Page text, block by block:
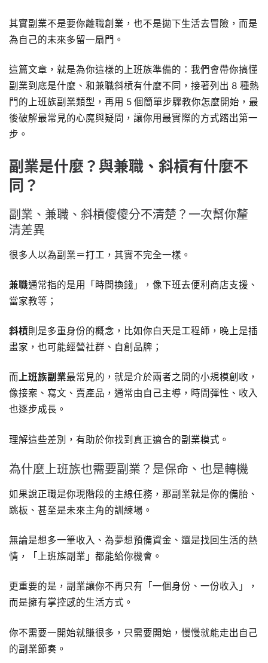
其實副業不是要你離職創業，也不是拋下生活去冒險，而是
為自己的未來多留一扇門。
這篇文章，就是為你這樣的上班族準備的：我們會帶你搞懂
副業到底是什麼、和兼職斜槓有什麼不同，接著列出 8 種熱
門的上班族副業類型，再用 5 個簡單步驟教你怎麼開始，最
後破解最常見的心魔與疑問，讓你用最實際的方式踏出第一
步。
副業是什麼？與兼職、斜槓有什麼不
同？
副業、兼職、斜槓傻傻分不清楚？一次幫你釐
清差異
很多人以為副業＝打工，其實不完全一樣。
兼職通常指的是用「時間換錢」，像下班去便利商店支援、
當家教等；
斜槓則是多重身份的概念，比如你白天是工程師，晚上是插
畫家，也可能經營社群、自創品牌；
而上班族副業最常見的，就是介於兩者之間的小規模創收，
像接案、寫文、賣產品，通常由自己主導，時間彈性、收入
也逐步成長。
理解這些差別，有助於你找到真正適合的副業模式。
為什麼上班族也需要副業？是保命、也是轉機
如果說正職是你現階段的主線任務，那副業就是你的備胎、
跳板、甚至是未來主角的訓練場。
無論是想多一筆收入、為夢想預備資金、還是找回生活的熱
情，「上班族副業」都能給你機會。
更重要的是，副業讓你不再只有「一個身份、一份收入」，
而是擁有掌控感的生活方式。
你不需要一開始就賺很多，只需要開始，慢慢就能走出自己
的副業節奏。